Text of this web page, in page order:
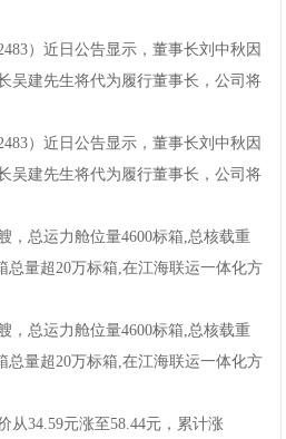
）近日公告显示，董事长刘中秋因
吴建先生将代为履行董事长，公司将
）近日公告显示，董事长刘中秋因
吴建先生将代为履行董事长，公司将
总运力舱位量4600标箱,总核载重
总量超20万标箱,在江海联运一体化方
总运力舱位量4600标箱,总核载重
总量超20万标箱,在江海联运一体化方
34.59元涨至58.44元，累计涨